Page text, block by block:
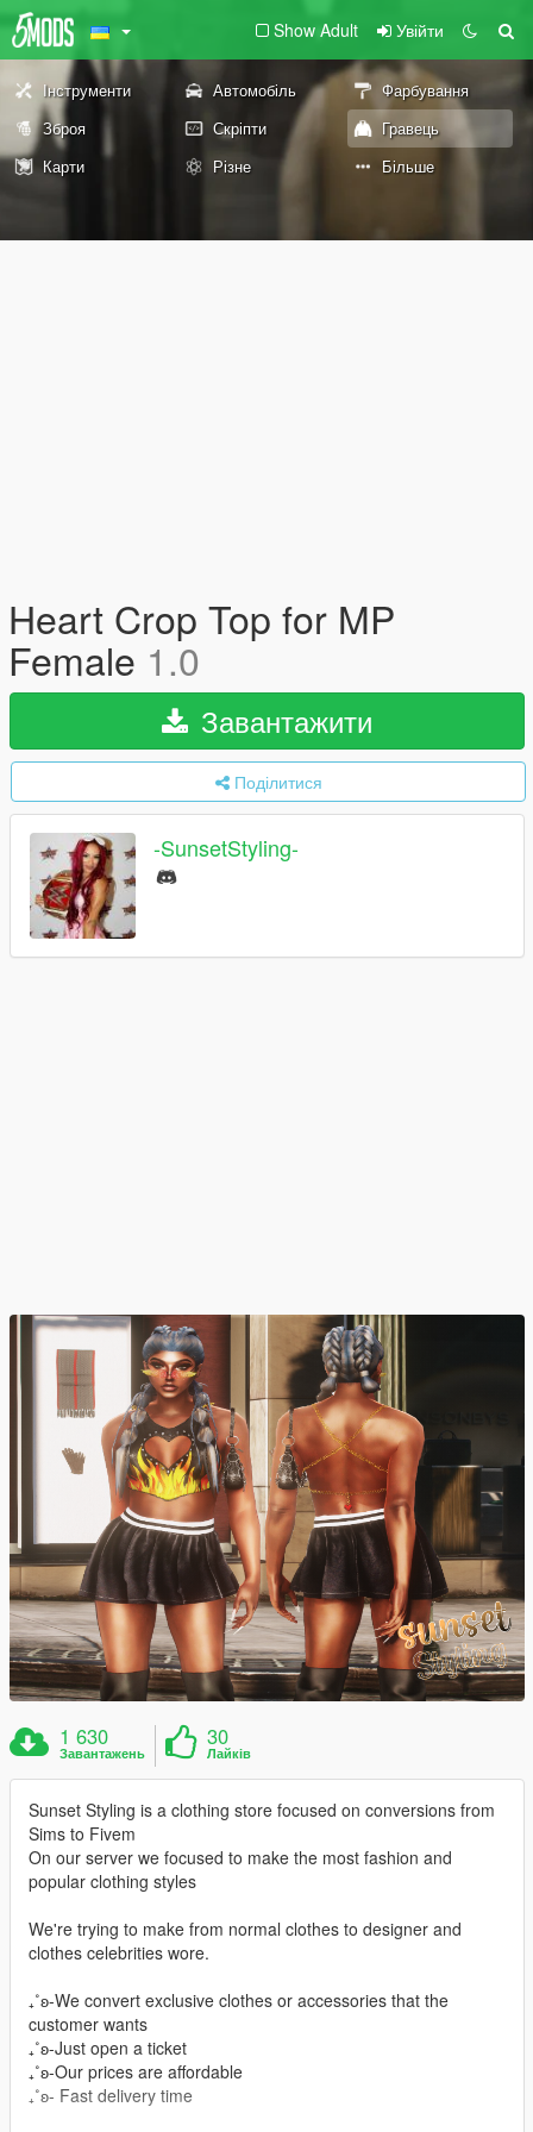
Show Adult Увійти
Інструменти Автомобіль
Фарбування
Зброя
Скріпти
Гравець
Карти
Різне Більше
Heart Crop Top for MP
Female 1.0
Завантажити
Поділитися
-SunsetStyling-
1 630
Завантажень
30
Лайків
Sunset Styling is a clothing store focused on conversions from
Sims to Fivem
On our server we focused to make the most fashion and
popular clothing styles
We're trying to make from normal clothes to designer and
clothes celebrities wore.
₊˚ʚ-We convert exclusive clothes or accessories that the
customer wants
₊˚ʚ-Just open a ticket
₊˚ʚ-Our prices are affordable
₊˚ʚ- Fast delivery time